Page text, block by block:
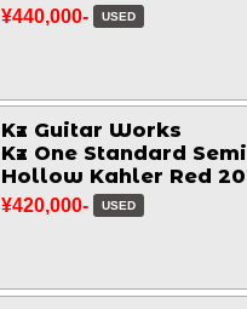
¥440,000- USED
Kz Guitar Works
Kz One Standard
Hollow
¥420,000- USED